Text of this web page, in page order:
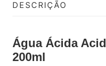
DESCRIÇÃO
Água Ácida
200ml